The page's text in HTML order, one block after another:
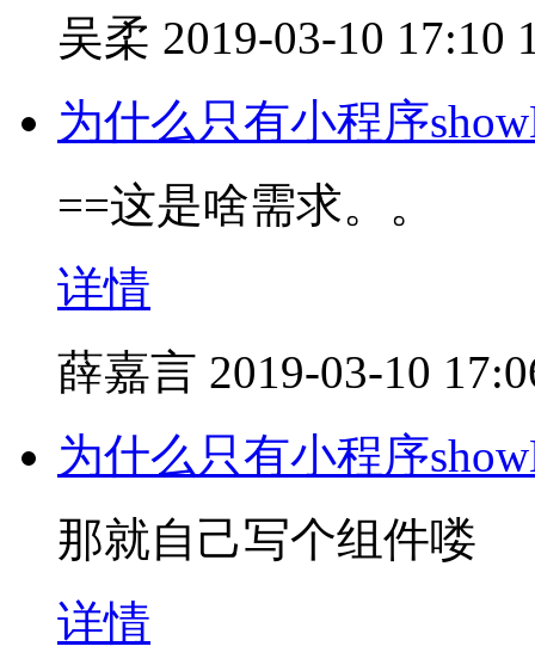
吴柔 2019-03-10 17:10
为什么只有小程序
==这是啥需求。。
详情
薛嘉言 2019-03-10
为什么只有小程序
那就自己写个组件喽
详情